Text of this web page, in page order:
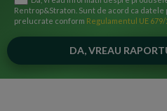
Rentrop&Straton. Sunt de acord ca datele
prelucrate conform Regulamentul UE 679/